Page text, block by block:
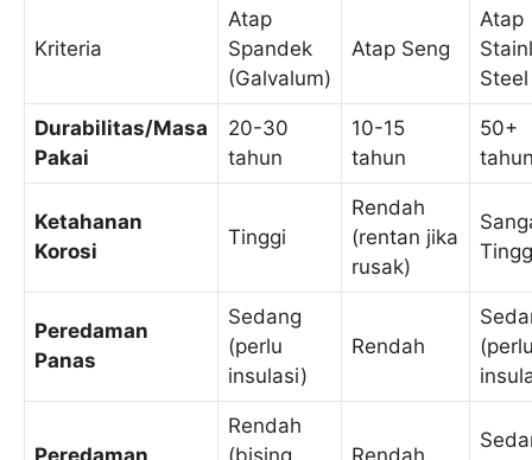
Kriteria
Atap
Spandek
(Galvalum)
Atap Seng
Atap
Steel
Durabilitas/Masa
Pakai
20-30
tahun
10-15
tahun
50+
Ketahanan
Korosi
Tinggi
Rendah
(rentan jika
rusak)
Peredaman
Panas
Sedang
(perlu
insulasi)
Rendah
Peredaman
Rendah
(bising
Rendah